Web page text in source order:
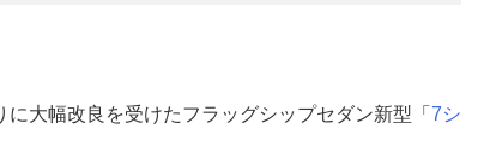
大幅改良を受けたフラッグシップセダン新型「 7シ